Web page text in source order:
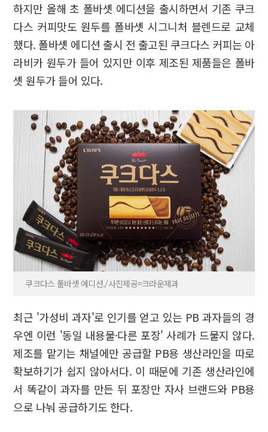
하지만 올해 초 폴바셋 에디션을 출시하면서 기존 쿠크
다스 커피맛도 원두를 폴바셋 시그니처 블렌드로 교체
했다. 폴바셋 에디션 출시 전 출고된 쿠크다스 커피는 아
라비카 원두가 들어 있지만 이후 제조된 제품들은 폴바
셋 원두가 들어 있다.
쿠크다스 폴바셋 에디션./사진제공=크라운제과
최근 '가성비 과자'로 인기를 얻고 있는 PB 과자들의 경
우엔 이런 '동일 내용물·다른 포장' 사례가 드물지 않다.
제조를 맡기는 채널에만 공급할 PB용 생산라인을 따로
확보하기가 쉽지 않아서다. 이 때문에 기존 생산라인에
서 똑같이 과자를 만든 뒤 포장만 자사 브랜드와 PB용
으로 나눠 공급하기도 한다.